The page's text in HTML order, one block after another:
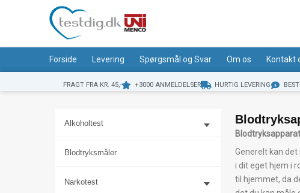
Forside Levering Spørgsmål og Svar Om os Kontakt
FRAGT FRA KR. 45,- +3000 ANMELDELSER HURTIG LEVERING
Alkoholtest
Blodtryksmåler
Narkotest
Generelt kan det
i dit eget hjem i
til hjemmet, da